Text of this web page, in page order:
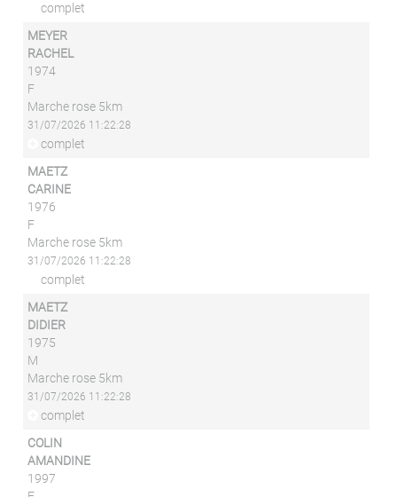
complet
MEYER
RACHEL
1974
F
Marche rose 5km
31/07/2026 11:22:28
complet
MAETZ
CARINE
1976
F
Marche rose 5km
31/07/2026 11:22:28
complet
MAETZ
DIDIER
1975
M
Marche rose 5km
31/07/2026 11:22:28
complet
COLIN
AMANDINE
1997